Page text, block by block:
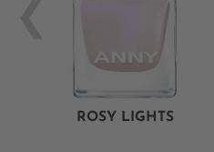
ROSY LIGHTS